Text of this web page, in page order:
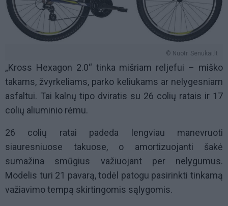
© Nuotr. Senukai.lt
„Kross Hexagon 2.0“ tinka mišriam reljefui – miško
takams, žvyrkeliams, parko keliukams ar nelygesniam
asfaltui. Tai kalnų tipo dviratis su 26 colių ratais ir 17
colių aliuminio rėmu.
26 colių ratai padeda lengviau manevruoti
siauresniuose takuose, o amortizuojanti šakė
sumažina smūgius važiuojant per nelygumus.
Modelis turi 21 pavarą, todėl patogu pasirinkti tinkamą
važiavimo tempą skirtingomis sąlygomis.